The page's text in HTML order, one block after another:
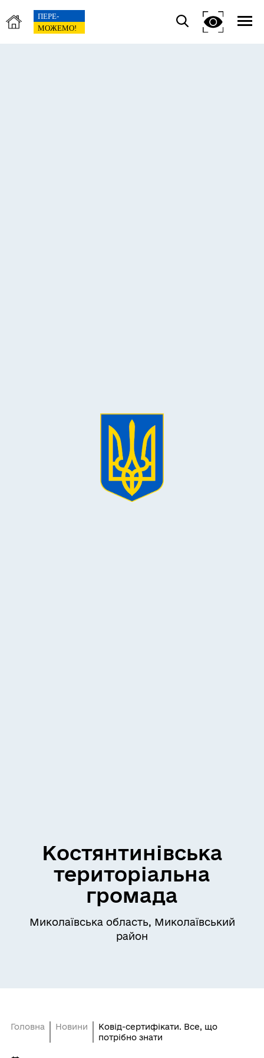
Костянтинівська
територіальна
громада
Миколаївська область, Миколаївський
район
Головна Новини
Ковід-сертифікати. Все, що
потрібно знати